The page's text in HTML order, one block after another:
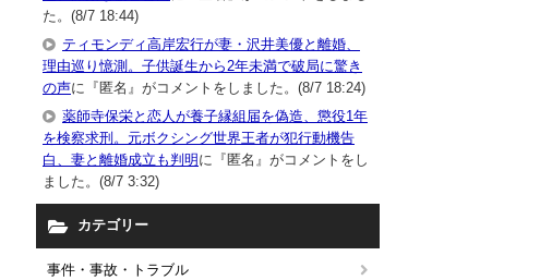
た。(8/7 18:44)
ティモンディ高岸宏行が妻・沢井美優と離婚、
理由巡り憶測。子供誕生から2年未満で破局に驚き
の声に『匿名』がコメントをしました。(8/7 18:24)
薬師寺保栄と恋人が養子縁組届を偽造、懲役1年
を検察求刑。元ボクシング世界王者が犯行動機告
白、妻と離婚成立も判明に『匿名』がコメントをし
ました。(8/7 3:32)
カテゴリー
事件・事故・トラブル